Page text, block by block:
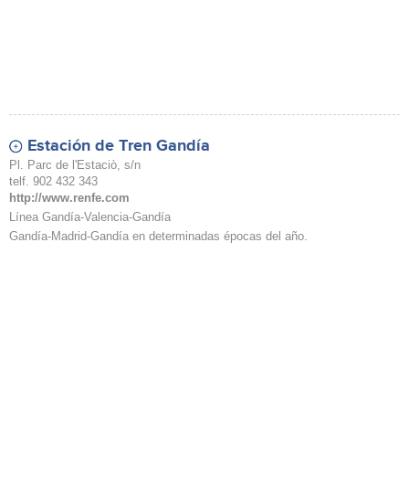
Estación de Tren Gandía
Pl. Parc de l'Estaciò, s/n
telf. 902 432 343
http://www.renfe.com
Línea Gandía-Valencia-Gandía
Gandía-Madrid-Gandía en determinadas épocas del año.